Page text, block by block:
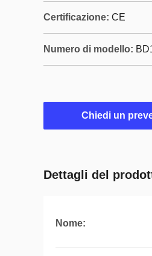
Certificazione: CE
Numero di modello:
Chiedi un
Dettagli del
Nome: